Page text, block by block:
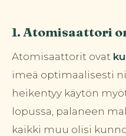
1. Atomisaattori
Atomisaattorit ovat
imeä optimaalisesti
heikentyy käytön
lopussa, palaneen
kaikki muu olisi